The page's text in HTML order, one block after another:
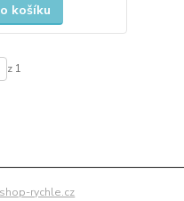
košíku
z 1
rychle.cz